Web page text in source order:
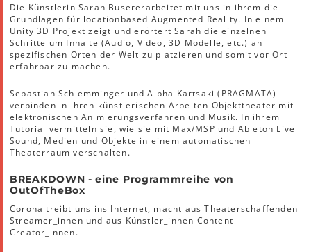
Die Künstlerin Sarah Busererarbeitet mit uns in ihrem die
Grundlagen für locationbased Augmented Reality. In einem
Unity 3D Projekt zeigt und erörtert Sarah die einzelnen
Schritte um Inhalte (Audio, Video, 3D Modelle, etc.) an
spezifischen Orten der Welt zu platzieren und somit vor Ort
erfahrbar zu machen.
Sebastian Schlemminger und Alpha Kartsaki (PRAGMATA)
verbinden in ihren künstlerischen Arbeiten Objekttheater mit
elektronischen Animierungsverfahren und Musik. In ihrem
Tutorial vermitteln sie, wie sie mit Max/MSP und Ableton Live
Sound, Medien und Objekte in einem automatischen
Theaterraum verschalten.
BREAKDOWN - eine Programmreihe von
OutOfTheBox
Corona treibt uns ins Internet, macht aus Theaterschaffenden
Streamer_innen und aus Künstler_innen Content
Creator_innen.